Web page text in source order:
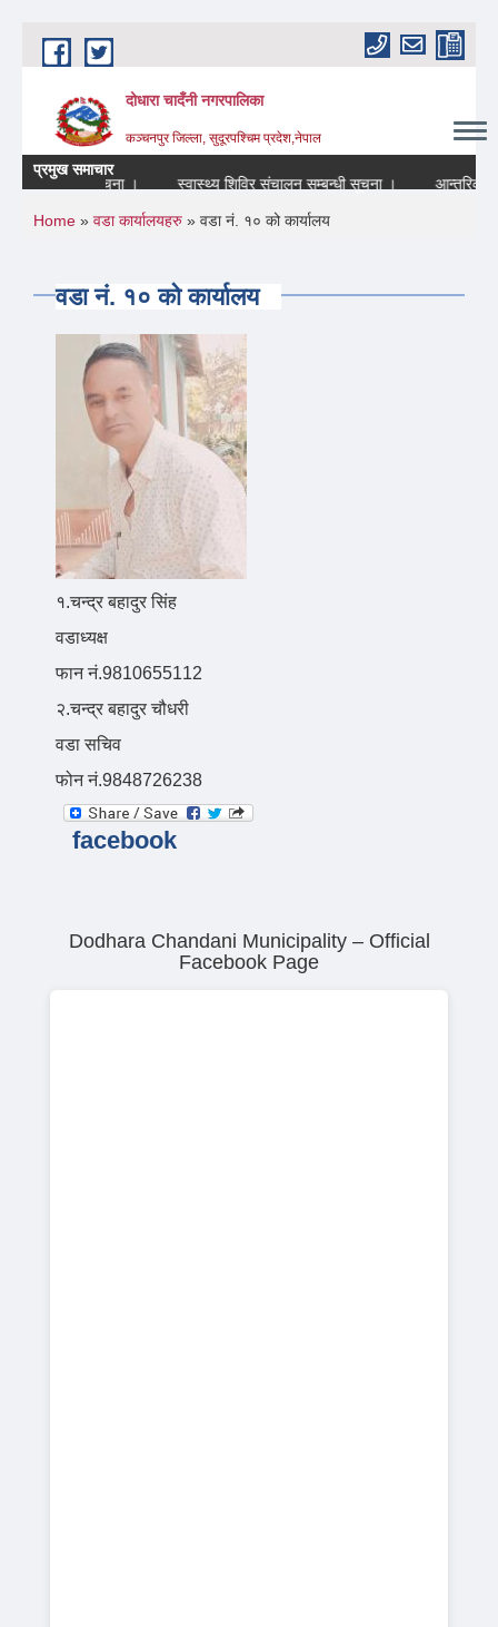
Skip to main content
दोधारा चादँनी नगरपालिका
कञ्चनपुर जिल्ला, सुदूरपश्चिम प्रदेश,नेपाल
प्रमुख समाचार
सम्बन्धि सूचना ।
स्वास्थ्य शिविर संचालन सम्बन्धी सूचना । आन्तरिक
You are here
Home » वडा कार्यालयहरु » वडा नं. १० को कार्यालय
वडा नं. १० को कार्यालय
१.चन्द्र बहादुर सिंह
वडाध्यक्ष
फान नं.9810655112
२.चन्द्र बहादुर चौधरी
वडा सचिव
फोन नं.9848726238
facebook
Dodhara Chandani Municipality – Official
Facebook Page